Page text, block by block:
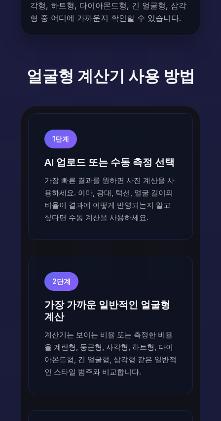
각형, 하트형, 다이아몬드형, 긴 얼굴형, 삼각
형 중 어디에 가까운지 확인할 수 있습니다.
얼굴형 계산기 사용 방법
1단계
AI 업로드 또는 수동 측정 선택
가장 빠른 결과를 원하면 사진 계산을 사
용하세요. 이마, 광대, 턱선, 얼굴 길이의
비율이 결과에 어떻게 반영되는지 알고
싶다면 수동 계산을 사용하세요.
2단계
가장 가까운 일반적인 얼굴형
계산
계산기는 보이는 비율 또는 측정한 비율
을 계란형, 둥근형, 사각형, 하트형, 다이
아몬드형, 긴 얼굴형, 삼각형 같은 일반적
인 스타일 범주와 비교합니다.